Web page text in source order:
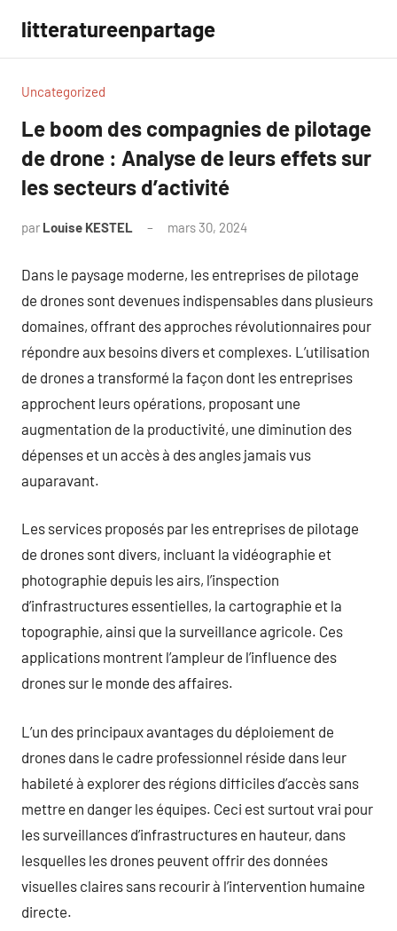
contenu
litteratureenpartage
Uncategorized
Le boom des compagnies de pilotage
de drone : Analyse de leurs effets sur
les secteurs d’activité
par Louise KESTEL mars 30, 2024
Dans le paysage moderne, les entreprises de pilotage
de drones sont devenues indispensables dans plusieurs
domaines, offrant des approches révolutionnaires pour
répondre aux besoins divers et complexes. L’utilisation
de drones a transformé la façon dont les entreprises
approchent leurs opérations, proposant une
augmentation de la productivité, une diminution des
dépenses et un accès à des angles jamais vus
auparavant.
Les services proposés par les entreprises de pilotage
de drones sont divers, incluant la vidéographie et
photographie depuis les airs, l’inspection
d’infrastructures essentielles, la cartographie et la
topographie, ainsi que la surveillance agricole. Ces
applications montrent l’ampleur de l’influence des
drones sur le monde des affaires.
L’un des principaux avantages du déploiement de
drones dans le cadre professionnel réside dans leur
habileté à explorer des régions difficiles d’accès sans
mettre en danger les équipes. Ceci est surtout vrai pour
les surveillances d’infrastructures en hauteur, dans
lesquelles les drones peuvent offrir des données
visuelles claires sans recourir à l’intervention humaine
directe.